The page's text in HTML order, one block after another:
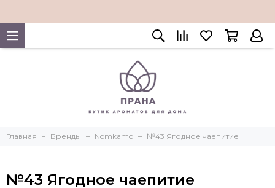
Главная Бренды Nomkamo №43 Ягодное чаепитие
№43 Ягодное чаепитие